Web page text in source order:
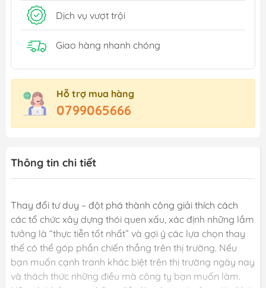
Dịch vụ vượt trội
Giao hàng nhanh chóng
Hỗ trợ mua hàng
0799065666
Thông tin chi tiết
Thay đổi tư duy – đột phá thành công giải thích cách
các tổ chức xây dựng thói quen xấu, xác định những lầm
tưởng là “thực tiễn tốt nhất” và gợi ý các lựa chọn thay
thế có thể góp phần chiến thắng trên thị trường. Nếu
bạn muốn cạnh tranh khác biệt trên thị trường ngày nay
và thách thức những điều mà công ty bạn muốn làm.